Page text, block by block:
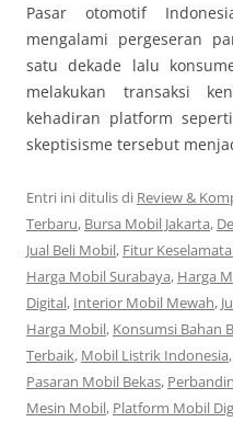
Pasar otomotif
mengalami pergeseran
satu dekade lalu
melakukan transaksi
kehadiran platform seperti
skeptisisme tersebut
Entri ini ditulis di Review &
Terbaru, Bursa Mobil Jakarta,
Jual Beli Mobil, Fitur
Harga Mobil Surabaya, Harga
Digital, Interior Mobil Mewah,
Harga Mobil, Konsumsi Bahan
Terbaik, Mobil Listrik Indonesia,
Pasaran Mobil Bekas,
Mesin Mobil, Platform Mobil